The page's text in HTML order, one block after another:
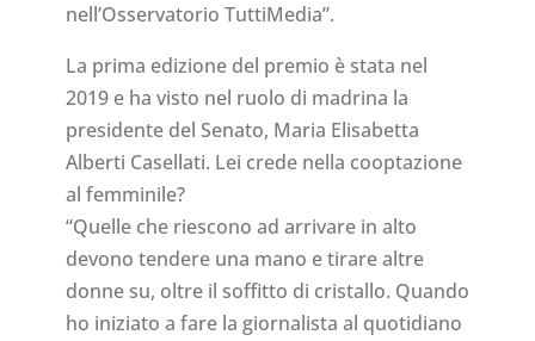
nell’Osservatorio TuttiMedia”.
La prima edizione del premio è stata nel
2019 e ha visto nel ruolo di madrina la
presidente del Senato, Maria Elisabetta
Alberti Casellati. Lei crede nella cooptazione
al femminile?
“Quelle che riescono ad arrivare in alto
devono tendere una mano e tirare altre
donne su, oltre il soffitto di cristallo. Quando
ho iniziato a fare la giornalista al quotidiano